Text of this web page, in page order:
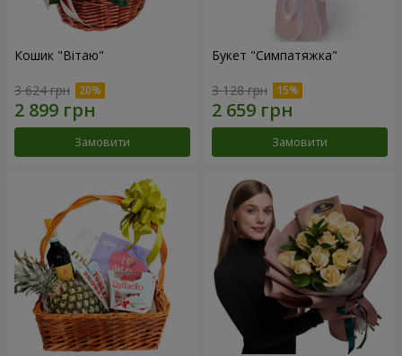
Кошик "Вітаю"
3 624 грн
Замовити
Букет "Симпатяжка"
3 128 грн
Замовити